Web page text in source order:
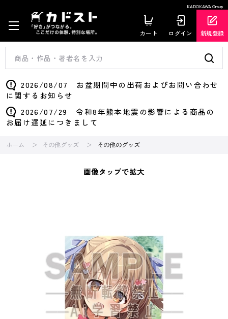
KADOKAWA Group
カート ログイン 新規登録
2026/08/07 お盆期間中の出荷およびお問い合わせ
に関するお知らせ
2026/07/29 令和8年熊本地震の影響による商品の
お届け遅延につきまして
ホーム その他グッズ その他のグッズ
画像タップで拡大